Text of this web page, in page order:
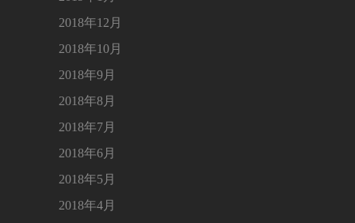
2018年12月
2018年10月
2018年9月
2018年8月
2018年7月
2018年6月
2018年5月
2018年4月